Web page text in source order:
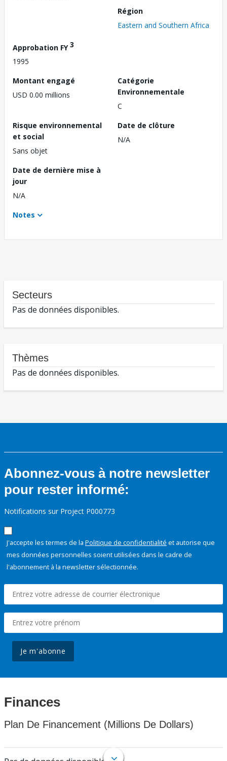
Région
Eastern and Southern Africa
Approbation FY3
1995
Montant engagé
USD 0.00 millions
Catégorie
Environnementale
C
Risque environnemental
et social
Sans objet
Date de clôture
N/A
Date de dernière mise à
jour
N/A
Notes
Secteurs
Pas de données disponibles.
Thèmes
Pas de données disponibles.
Abonnez-vous à notre newsletter
pour rester informé:
Notifications sur Project P000773
J'accepte les termes de la Politique de confidentialité et autorise que
mes données personnelles soient utilisées dans le cadre de
l'abonnement à la newsletter sélectionnée.
Je m'abonne
Finances
Plan De Financement (Millions De Dollars)